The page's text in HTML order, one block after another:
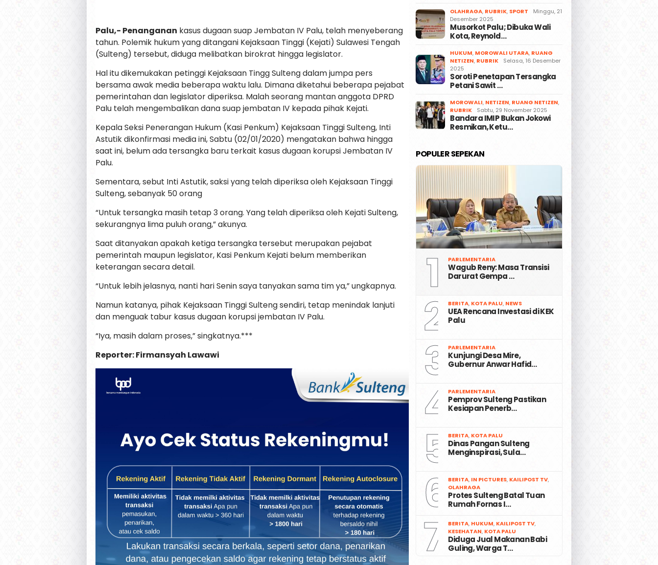
Palu,- Penanganan kasus dugaan suap Jembatan IV Palu, telah menyeberang
tahun. Polemik hukum yang ditangani Kejaksaan Tinggi (Kejati) Sulawesi Tengah
(Sulteng) tersebut, diduga melibatkan birokrat hingga legislator.
Hal itu dikemukakan petinggi Kejaksaan Tingg Sulteng dalam jumpa pers
bersama awak media beberapa waktu lalu. Dimana diketahui beberapa pejabat
pemerintahan dan legislator diperiksa. Malah seorang mantan anggota DPRD
Palu telah mengembalikan dana suap jembatan IV kepada pihak Kejati.
Kepala Seksi Penerangan Hukum (Kasi Penkum) Kejaksaan Tinggi Sulteng, Inti
Astutik dikonfirmasi media ini, Sabtu (02/01/2020) mengatakan bahwa hingga
saat ini, belum ada tersangka baru terkait kasus dugaan korupsi Jembatan IV
Palu.
Sementara, sebut Inti Astutik, saksi yang telah diperiksa oleh Kejaksaan Tinggi
Sulteng, sebanyak 50 orang
“Untuk tersangka masih tetap 3 orang. Yang telah diperiksa oleh Kejati Sulteng,
sekurangnya lima puluh orang,” akunya.
Saat ditanyakan apakah ketiga tersangka tersebut merupakan pejabat
pemerintah maupun legislator, Kasi Penkum Kejati belum memberikan
keterangan secara detail.
“Untuk lebih jelasnya, nanti hari Senin saya tanyakan sama tim ya,” ungkapnya.
Namun katanya, pihak Kejaksaan Tinggi Sulteng sendiri, tetap menindak lanjuti
dan menguak tabur kasus dugaan korupsi jembatan IV Palu.
“Iya, masih dalam proses,” singkatnya.***
Reporter: Firmansyah Lawawi
OLAHRAGA, RUBRIK, SPORT
Minggu, 21
Desember 2025
Musorkot Palu; Dibuka Wali
Kota, Reynold…
HUKUM, MOROWALI UTARA, RUANG
NETIZEN, RUBRIK
Selasa, 16 Desember
2025
Soroti Penetapan Tersangka
Petani Sawit …
MOROWALI, NETIZEN, RUANG NETIZEN,
RUBRIK
Sabtu, 29 November 2025
Bandara IMIP Bukan Jokowi
Resmikan, Ketu…
POPULER SEPEKAN
1 PARLEMENTARIA
Wagub Reny: Masa Transisi
Darurat Gempa …
2 BERITA, KOTA PALU, NEWS
UEA Rencana Investasi di KEK
Palu
3 PARLEMENTARIA
Kunjungi Desa Mire,
Gubernur Anwar Hafid…
4 PARLEMENTARIA
Pemprov Sulteng Pastikan
Kesiapan Penerb…
5 BERITA, KOTA PALU
Dinas Pangan Sulteng
Menginspirasi, Sula…
6 BERITA, IN PICTURES, KAILIPOST TV,
OLAHRAGA
Protes Sulteng Batal Tuan
Rumah Fornas I…
7 BERITA, HUKUM, KAILIPOST TV,
KESEHATAN, KOTA PALU
Diduga Jual Makanan Babi
Guling, Warga T…